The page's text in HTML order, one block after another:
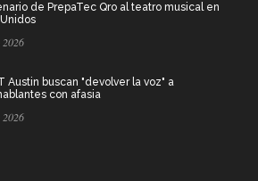
de PrepaTec Qro al teatro musical en
2026
Austin buscan "devolver la voz" a
con afasia
2026